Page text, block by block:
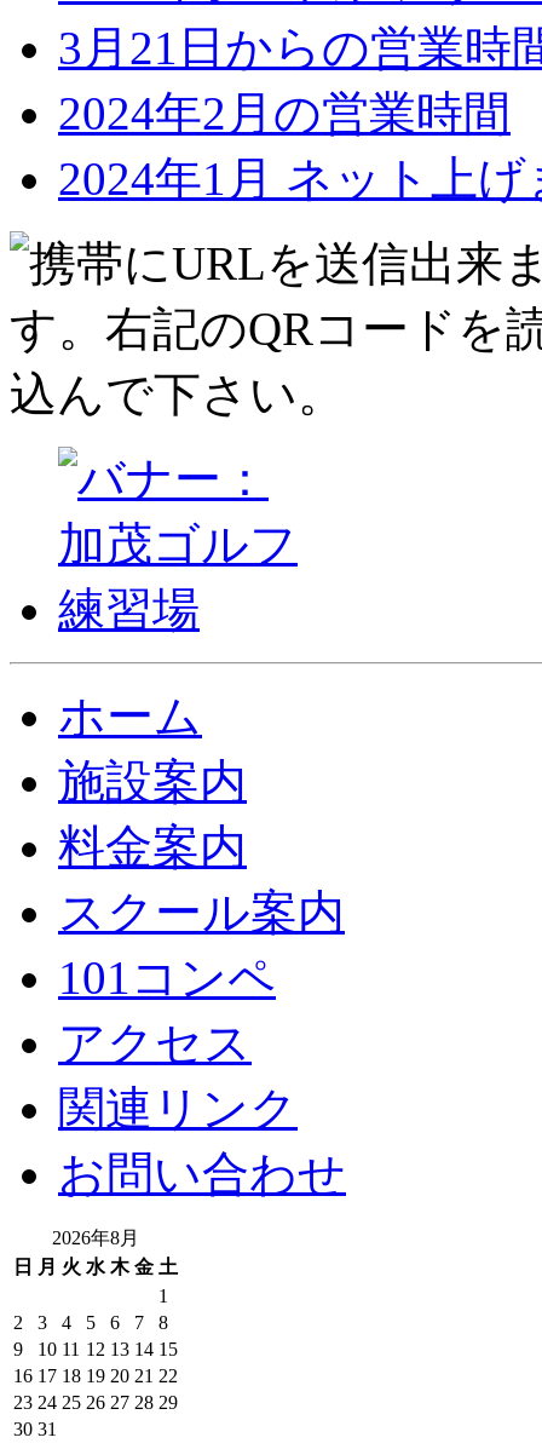
3月21日からの営業時
2024年2月の営業時間
2024年1月 ネット上
ホーム
施設案内
料金案内
スクール案内
101コンペ
アクセス
関連リンク
お問い合わせ
2026年8月
日
月 火 水 木 金 土
1
2
3 4 5 6 7
8
9
10 11 12 13 14 15
16 17 18 19 20 21 22
23 24 25 26 27 28 29
30 31